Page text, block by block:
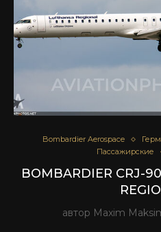
Bombardier Aerospace
Пассажирские
BOMBARDIER CRJ-
автор Maxim